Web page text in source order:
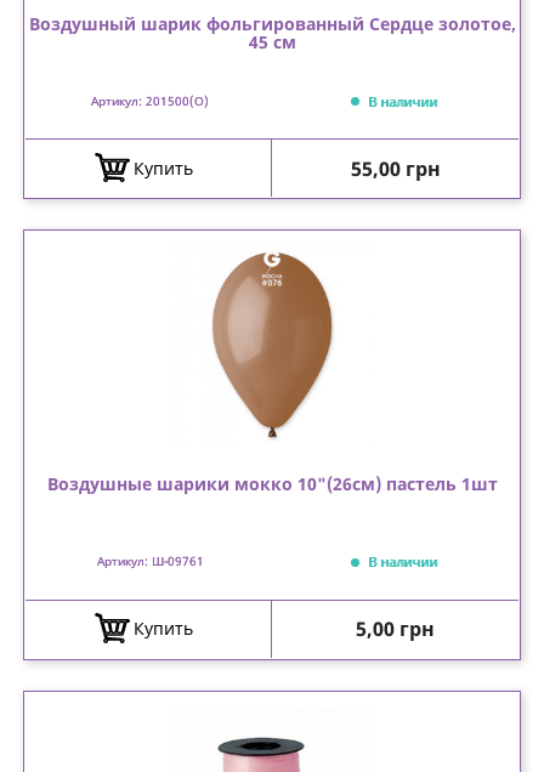
Воздушный шарик фольгированный Сердце золотое,
45 см
Артикул: 201500(O) В наличии
Купить Цена
55,00 грн
Воздушные шарики мокко 10"(26см) пастель 1шт
Артикул: Ш-09761 В наличии
Купить Цена
5,00 грн